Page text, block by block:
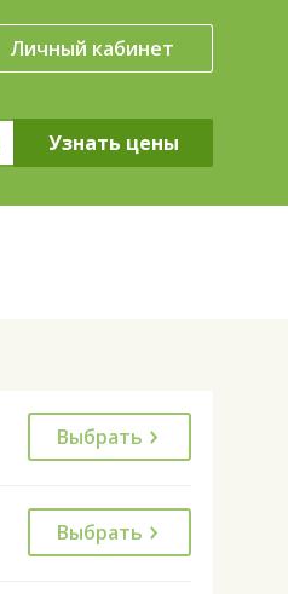
Личный кабинет
Выбрать
Выбрать